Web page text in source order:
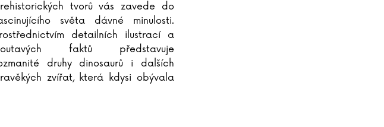
tvorů vás zavede do
světa dávné minulosti.
detailních ilustrací a
faktů představuje
druhy dinosaurů i dalších
zvířat, která kdysi obývala